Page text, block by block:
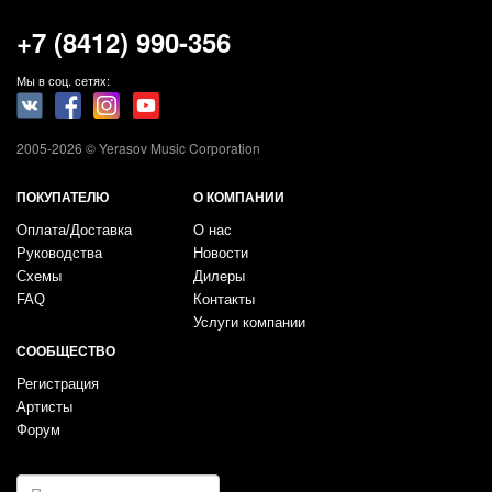
+7 (8412) 990-356
Мы в соц. сетях:
2005-2026 © Yerasov Music Corporation
ПОКУПАТЕЛЮ
Оплата/Доставка
Руководства
Схемы
FAQ
О КОМПАНИИ
О нас
Новости
Дилеры
Контакты
Услуги компании
СООБЩЕСТВО
Регистрация
Артисты
Форум
E-